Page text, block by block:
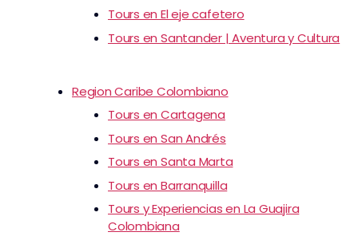
Tours en El eje cafetero
Tours en Santander | Aventura y Cultura
Region Caribe Colombiano
Tours en Cartagena
Tours en San Andrés
Tours en Santa Marta
Tours en Barranquilla
Tours y Experiencias en La Guajira
Colombiana